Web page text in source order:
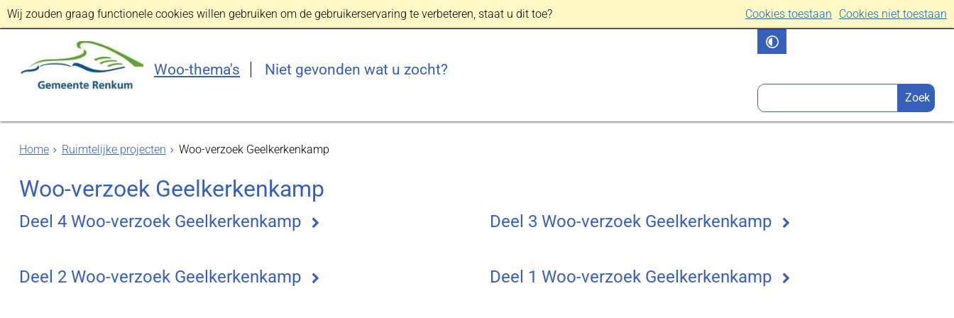
Wij zouden graag functionele cookies willen gebruiken om de gebruikerservaring te verbeteren, staat u dit toe? Cookies toestaan Cookies niet toestaan
Woo-thema's Niet gevonden wat u zocht?
Home Ruimtelijke projecten Woo-verzoek Geelkerkenkamp
Woo-verzoek Geelkerkenkamp
Deel 4 Woo-verzoek Geelkerkenkamp Deel 3 Woo-verzoek Geelkerkenkamp
Deel 2 Woo-verzoek Geelkerkenkamp Deel 1 Woo-verzoek Geelkerkenkamp